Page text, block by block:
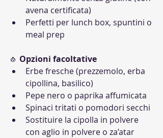
avena certificata)
Perfetti per lunch box, spuntini o
meal prep
🧄 Opzioni facoltative
Erbe fresche (prezzemolo, erba
cipollina, basilico)
Pepe nero o paprika affumicata
Spinaci tritati o pomodori secchi
Sostituire la cipolla in polvere
con aglio in polvere o za’atar